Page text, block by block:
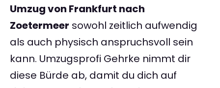
Umzug von Frankfurt nach
Zoetermeer sowohl zeitlich aufwendig
als auch physisch anspruchsvoll sein
kann. Umzugsprofi Gehrke nimmt dir
diese Bürde ab, damit du dich auf